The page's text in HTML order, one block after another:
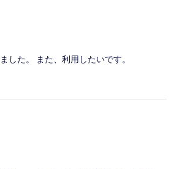
した。 また、利用したいです。